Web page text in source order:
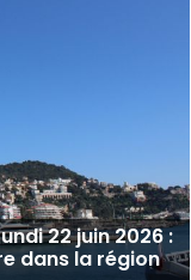
22 juin 2026 :
dans la région